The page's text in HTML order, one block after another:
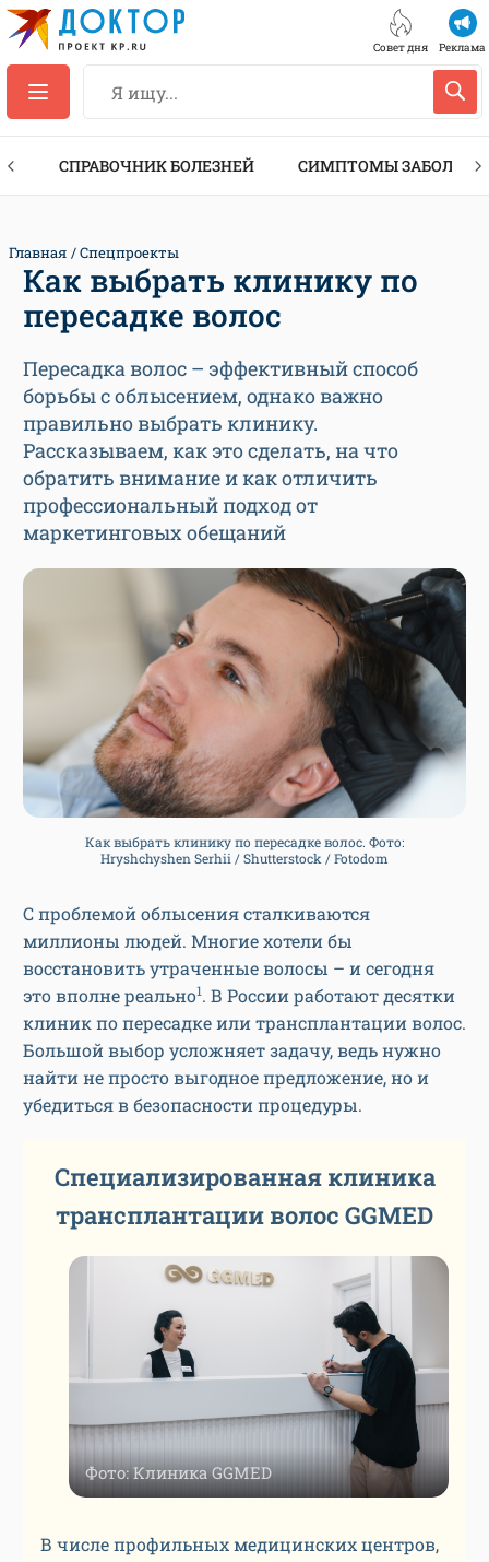
Совет дня Реклама
СПРАВОЧНИК БОЛЕЗНЕЙ СИМПТОМЫ
Главная Спецпроекты
Как выбрать клинику по
пересадке волос
Пересадка волос – эффективный способ
борьбы с облысением, однако важно
правильно выбрать клинику.
Рассказываем, как это сделать, на что
обратить внимание и как отличить
профессиональный подход от
маркетинговых обещаний
Как выбрать клинику по пересадке волос. Фото:
Hryshchyshen Serhii / Shutterstock / Fotodom
С проблемой облысения сталкиваются
миллионы людей. Многие хотели бы
восстановить утраченные волосы – и сегодня
это вполне реально1. В России работают десятки
клиник по пересадке или трансплантации волос.
Большой выбор усложняет задачу, ведь нужно
найти не просто выгодное предложение, но и
убедиться в безопасности процедуры.
Специализированная клиника
трансплантации волос GGMED
Фото: Клиника GGMED
В числе профильных медицинских центров,